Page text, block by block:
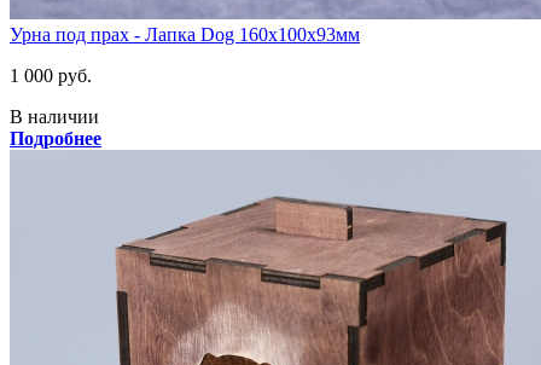
Урна под прах - Лапка Dog 160х100х93мм
1 000 руб.
В наличии
Подробнее